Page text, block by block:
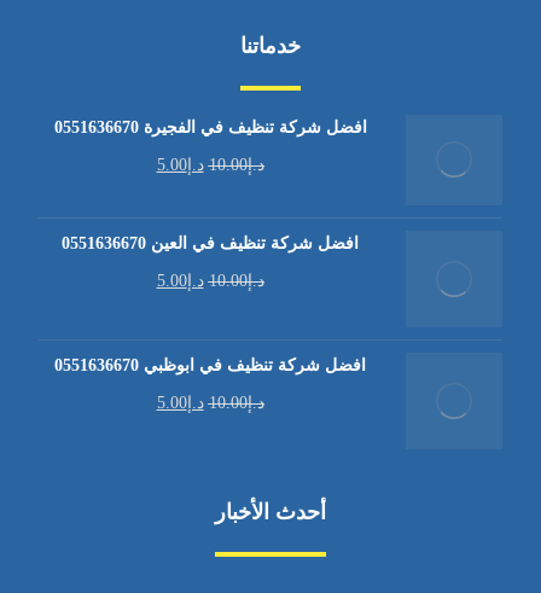
خدماتنا
افضل شركة تنظيف في الفجيرة 0551636670
د.إ10.00 د.إ5.00
افضل شركة تنظيف في العين 0551636670
د.إ10.00 د.إ5.00
افضل شركة تنظيف في ابوظبي 0551636670
د.إ10.00 د.إ5.00
أحدث الأخبار